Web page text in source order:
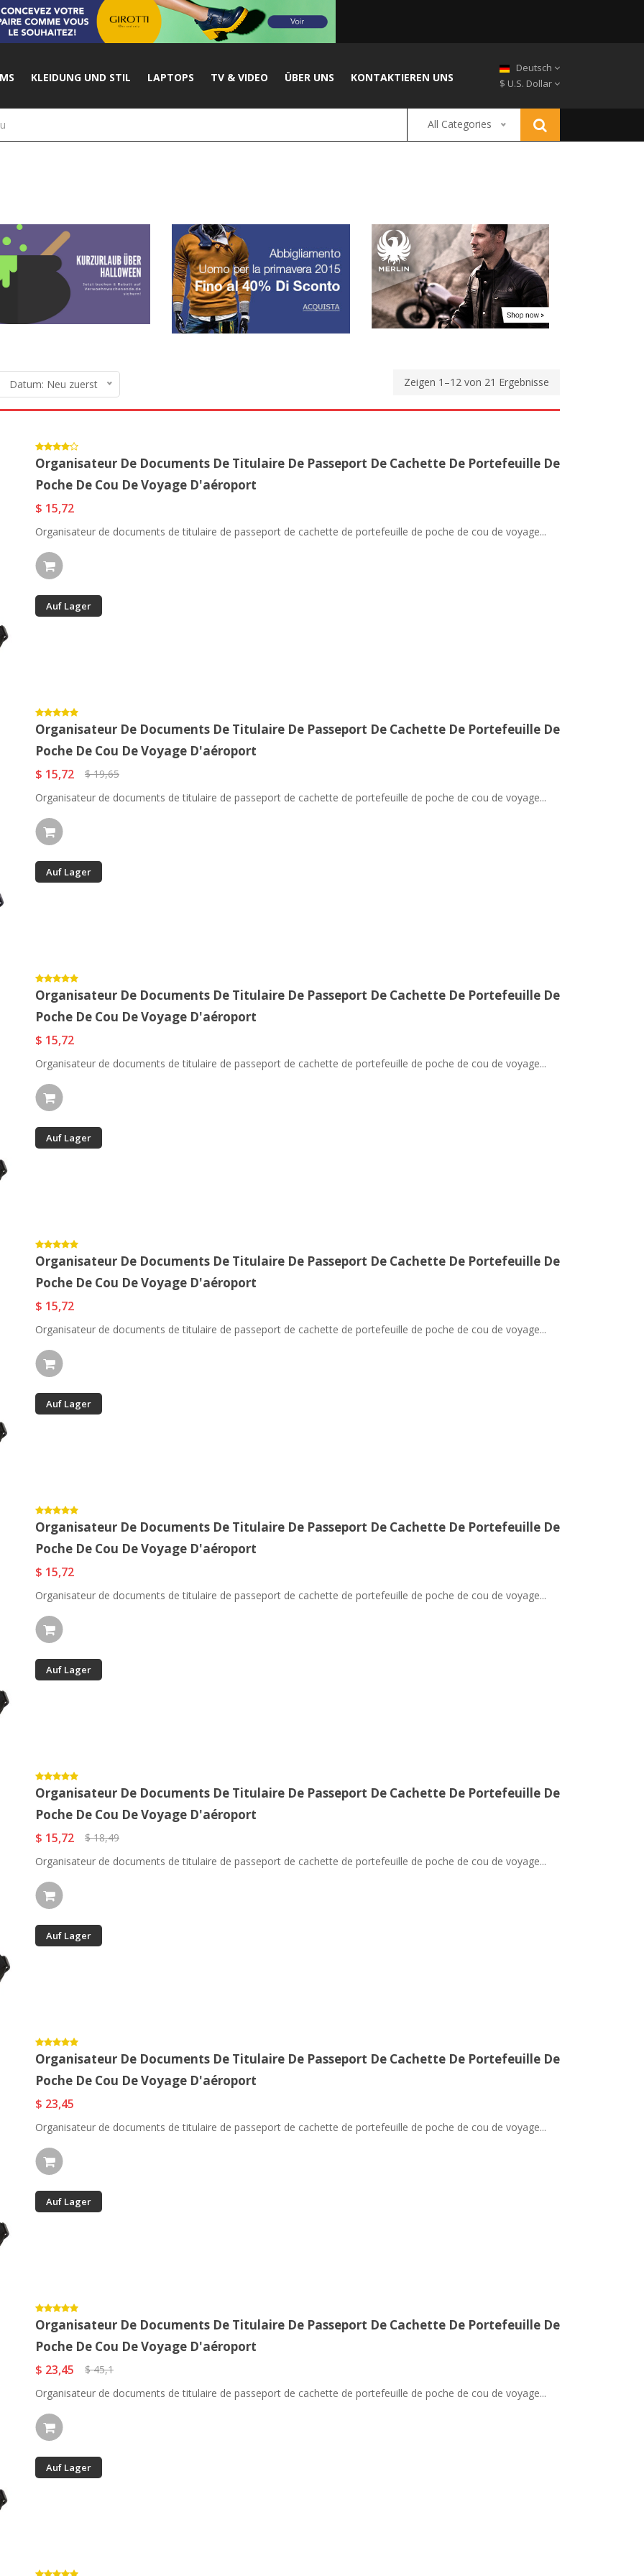
KLEIDUNG UND STIL LAPTOPS TV & VIDEO ÜBER UNS KONTAKTIEREN UNS
Deutsch
$ U.S. Dollar
All Categories
Datum: Neu zuerst Zeigen 1–12 von 21 Ergebnisse
Organisateur De Documents De Titulaire De Passeport De Cachette De Portefeuille De
Poche De Cou De Voyage D'aéroport
$ 15,72
Organisateur de documents de titulaire de passeport de cachette de portefeuille de poche de cou de voyage...
Auf Lager
Organisateur De Documents De Titulaire De Passeport De Cachette De Portefeuille De
Poche De Cou De Voyage D'aéroport
$ 15,72
$ 19,65
Organisateur de documents de titulaire de passeport de cachette de portefeuille de poche de cou de voyage...
Auf Lager
Organisateur De Documents De Titulaire De Passeport De Cachette De Portefeuille De
Poche De Cou De Voyage D'aéroport
$ 15,72
Organisateur de documents de titulaire de passeport de cachette de portefeuille de poche de cou de voyage...
Auf Lager
Organisateur De Documents De Titulaire De Passeport De Cachette De Portefeuille De
Poche De Cou De Voyage D'aéroport
$ 15,72
Organisateur de documents de titulaire de passeport de cachette de portefeuille de poche de cou de voyage...
Auf Lager
Organisateur De Documents De Titulaire De Passeport De Cachette De Portefeuille De
Poche De Cou De Voyage D'aéroport
$ 15,72
Organisateur de documents de titulaire de passeport de cachette de portefeuille de poche de cou de voyage...
Auf Lager
Organisateur De Documents De Titulaire De Passeport De Cachette De Portefeuille De
Poche De Cou De Voyage D'aéroport
$ 15,72
$ 18,49
Organisateur de documents de titulaire de passeport de cachette de portefeuille de poche de cou de voyage...
Auf Lager
Organisateur De Documents De Titulaire De Passeport De Cachette De Portefeuille De
Poche De Cou De Voyage D'aéroport
$ 23,45
Organisateur de documents de titulaire de passeport de cachette de portefeuille de poche de cou de voyage...
Auf Lager
Organisateur De Documents De Titulaire De Passeport De Cachette De Portefeuille De
Poche De Cou De Voyage D'aéroport
$ 23,45
$ 45,1
Organisateur de documents de titulaire de passeport de cachette de portefeuille de poche de cou de voyage...
Auf Lager